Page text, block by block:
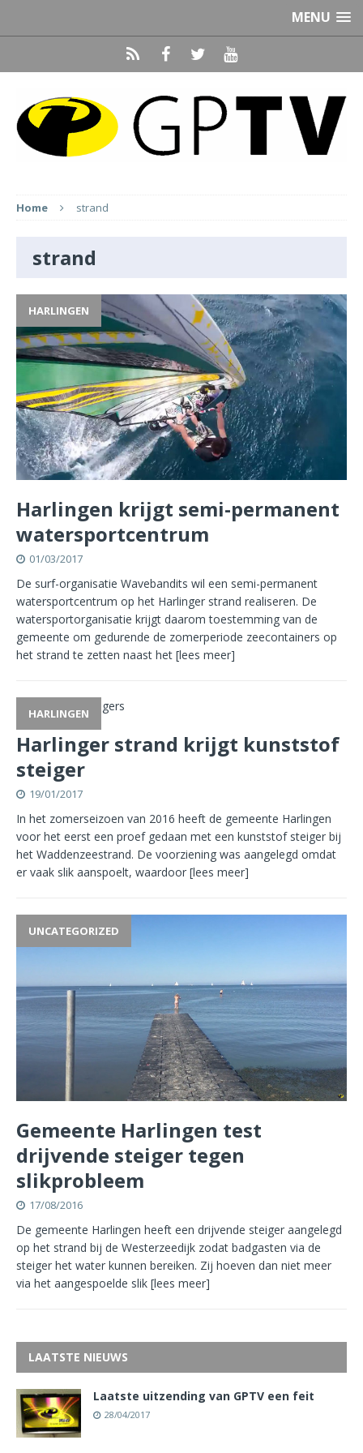
MENU
Home strand
strand
HARLINGEN
Harlingen krijgt semi-permanent
watersportcentrum
01/03/2017
De surf-organisatie Wavebandits wil een semi-permanent
watersportcentrum op het Harlinger strand realiseren. De
watersportorganisatie krijgt daarom toestemming van de
gemeente om gedurende de zomerperiode zeecontainers op
het strand te zetten naast het [lees meer]
HARLINGEN
Harlinger strand krijgt kunststof
steiger
19/01/2017
In het zomerseizoen van 2016 heeft de gemeente Harlingen
voor het eerst een proef gedaan met een kunststof steiger bij
het Waddenzeestrand. De voorziening was aangelegd omdat
er vaak slik aanspoelt, waardoor [lees meer]
UNCATEGORIZED
Gemeente Harlingen test
drijvende steiger tegen
slikprobleem
17/08/2016
De gemeente Harlingen heeft een drijvende steiger aangelegd
op het strand bij de Westerzeedijk zodat badgasten via de
steiger het water kunnen bereiken. Zij hoeven dan niet meer
via het aangespoelde slik [lees meer]
LAATSTE NIEUWS
Laatste uitzending van GPTV een feit
28/04/2017